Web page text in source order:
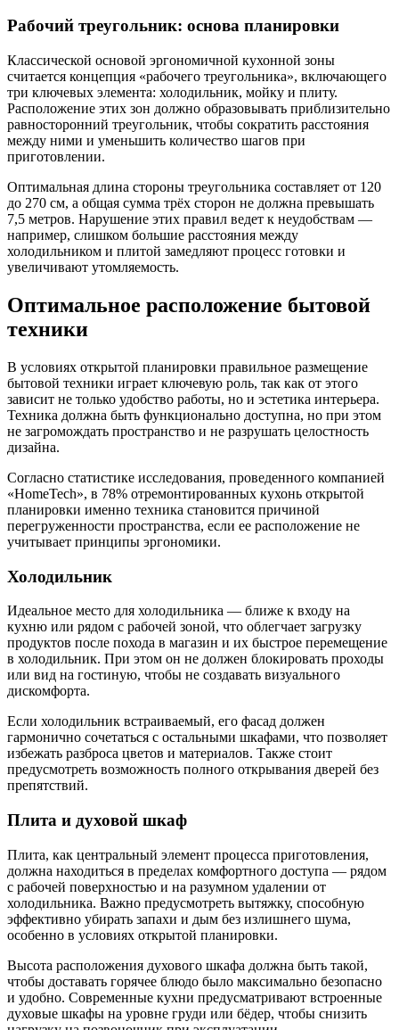
Рабочий треугольник: основа планировки
Классической основой эргономичной кухонной зоны
считается концепция «рабочего треугольника», включающего
три ключевых элемента: холодильник, мойку и плиту.
Расположение этих зон должно образовывать приблизительно
равносторонний треугольник, чтобы сократить расстояния
между ними и уменьшить количество шагов при
приготовлении.
Оптимальная длина стороны треугольника составляет от 120
до 270 см, а общая сумма трёх сторон не должна превышать
7,5 метров. Нарушение этих правил ведет к неудобствам —
например, слишком большие расстояния между
холодильником и плитой замедляют процесс готовки и
увеличивают утомляемость.
Оптимальное расположение бытовой
техники
В условиях открытой планировки правильное размещение
бытовой техники играет ключевую роль, так как от этого
зависит не только удобство работы, но и эстетика интерьера.
Техника должна быть функционально доступна, но при этом
не загромождать пространство и не разрушать целостность
дизайна.
Согласно статистике исследования, проведенного компанией
«HomeTech», в 78% отремонтированных кухонь открытой
планировки именно техника становится причиной
перегруженности пространства, если ее расположение не
учитывает принципы эргономики.
Холодильник
Идеальное место для холодильника — ближе к входу на
кухню или рядом с рабочей зоной, что облегчает загрузку
продуктов после похода в магазин и их быстрое перемещение
в холодильник. При этом он не должен блокировать проходы
или вид на гостиную, чтобы не создавать визуального
дискомфорта.
Если холодильник встраиваемый, его фасад должен
гармонично сочетаться с остальными шкафами, что позволяет
избежать разброса цветов и материалов. Также стоит
предусмотреть возможность полного открывания дверей без
препятствий.
Плита и духовой шкаф
Плита, как центральный элемент процесса приготовления,
должна находиться в пределах комфортного доступа — рядом
с рабочей поверхностью и на разумном удалении от
холодильника. Важно предусмотреть вытяжку, способную
эффективно убирать запахи и дым без излишнего шума,
особенно в условиях открытой планировки.
Высота расположения духового шкафа должна быть такой,
чтобы доставать горячее блюдо было максимально безопасно
и удобно. Современные кухни предусматривают встроенные
духовые шкафы на уровне груди или бёдер, чтобы снизить